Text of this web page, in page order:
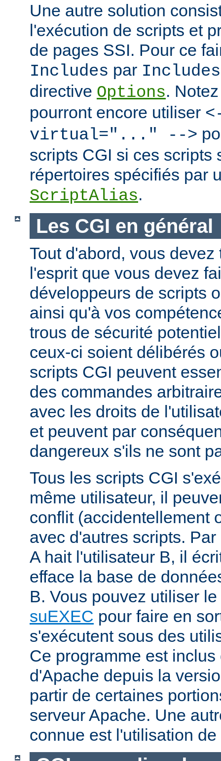
Une autre solution
l'exécution de scripts et
de pages SSI. Pour ce
Includes par
directive Options.
pourront encore utiliser
virtual="..." -->
scripts CGI si ces scripts
répertoires spécifiés par
ScriptAlias.
Les CGI en général
Tout d'abord, vous
l'esprit que vous devez
développeurs de scripts
ainsi qu'à vos
trous de sécurité
ceux-ci soient délibérés
scripts CGI peuvent
des commandes
avec les droits de
et peuvent par
dangereux s'ils ne sont
Tous les scripts CGI
même utilisateur, il
conflit (accidentellement
avec d'autres scripts.
A hait l'utilisateur B, il
efface la base de
B. Vous pouvez utiliser
suEXEC pour faire en
s'exécutent sous des
Ce programme est
d'Apache depuis la
partir de certaines
serveur Apache. Une
connue est l'utilisation de